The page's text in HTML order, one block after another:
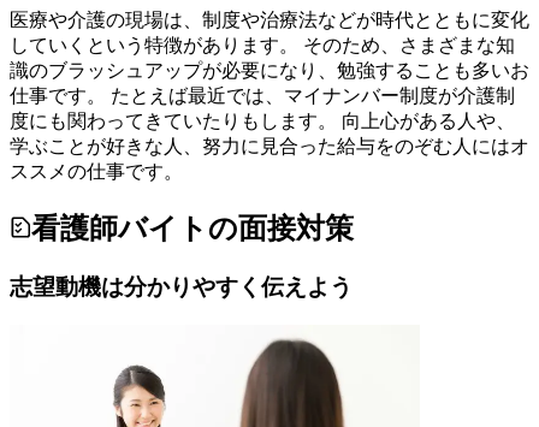
医療や介護の現場は、制度や治療法などが時代とともに変化
していくという特徴があります。 そのため、さまざまな知
識のブラッシュアップが必要になり、勉強することも多いお
仕事です。 たとえば最近では、マイナンバー制度が介護制
度にも関わってきていたりもします。 向上心がある人や、
学ぶことが好きな人、努力に見合った給与をのぞむ人にはオ
ススメの仕事です。
看護師バイトの面接対策
志望動機は分かりやすく伝えよう